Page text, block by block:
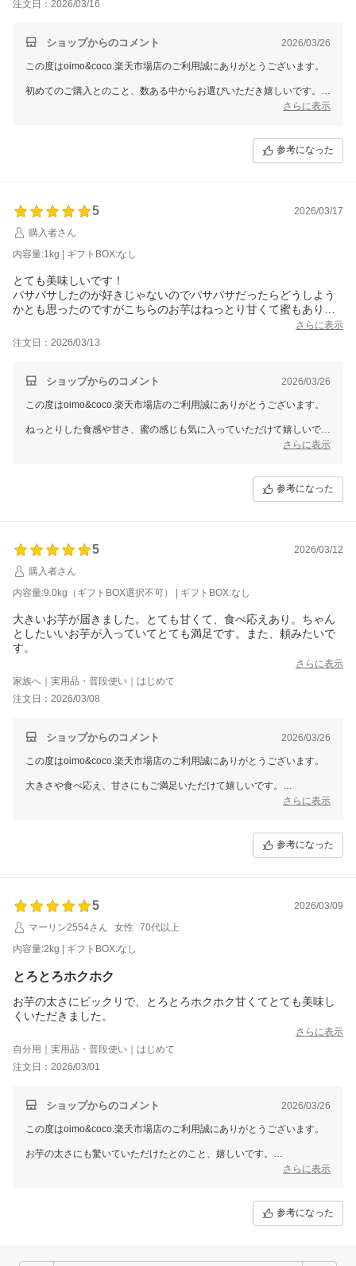
注文日：2026/03/16
ショップからのコメント 2026/03/26
この度はoimo&coco.楽天市場店のご利用誠にありがとうございます。
初めてのご購入とのこと、数ある中からお選びいただき嬉しいです。
お写真との色味に違いがあったとのことで、ご期待に添えず申し訳ござ
一方で、味についてはねっとりとした甘さを美味しく召し上がっていた
ちしております。
さらに表示
参考になった
5
2026/03/17
購入者さん
内容量:1kg | ギフトBOX:なし
とても美味しいです！
パサパサしたのが好きじゃないのでパサパサだったらどうしよう
かとも思ったのですがこちらのお芋はねっとり甘くて蜜もありす
リピートでまた購入させていただきたいと思っています！
さらに表示
注文日：2026/03/13
ショップからのコメント 2026/03/26
この度はoimo&coco.楽天市場店のご利用誠にありがとうございます。
ねっとりした食感や甘さ、蜜の感じも気に入っていただけて嬉しいで
また購入したいとのお言葉、とても励みになります。
さらに表示
参考になった
5
2026/03/12
購入者さん
内容量:9.0kg（ギフトBOX選択不可） | ギフトBOX:なし
大きいお芋が届きました。とても甘くて、食べ応えあり。ちゃん
としたいいお芋が入っていてとても満足です。また、頼みたいで
す。
さらに表示
家族へ｜実用品・普段使い｜はじめて
注文日：2026/03/08
ショップからのコメント 2026/03/26
この度はoimo&coco.楽天市場店のご利用誠にありがとうございます。
大きさや食べ応え、甘さにもご満足いただけて嬉しいです。
しっかりとしたお芋と感じていただけたこと、とても励みになります。
さらに表示
参考になった
5
2026/03/09
マーリン2554さん
女性
70代以上
内容量:2kg | ギフトBOX:なし
とろとろホクホク
お芋の太さにビックリで、とろとろホクホク甘くてとても美味し
くいただきました。
さらに表示
自分用｜実用品・普段使い｜はじめて
注文日：2026/03/01
ショップからのコメント 2026/03/26
この度はoimo&coco.楽天市場店のご利用誠にありがとうございます。
お芋の太さにも驚いていただけたとのこと、嬉しいです。
とろとろでホクホク、甘さもしっかり感じていただけて何よりです。
さらに表示
参考になった